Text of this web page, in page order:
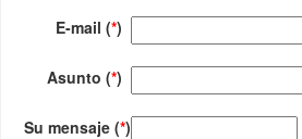
E-mail (*)
Asunto (*)
Su mensaje (*)